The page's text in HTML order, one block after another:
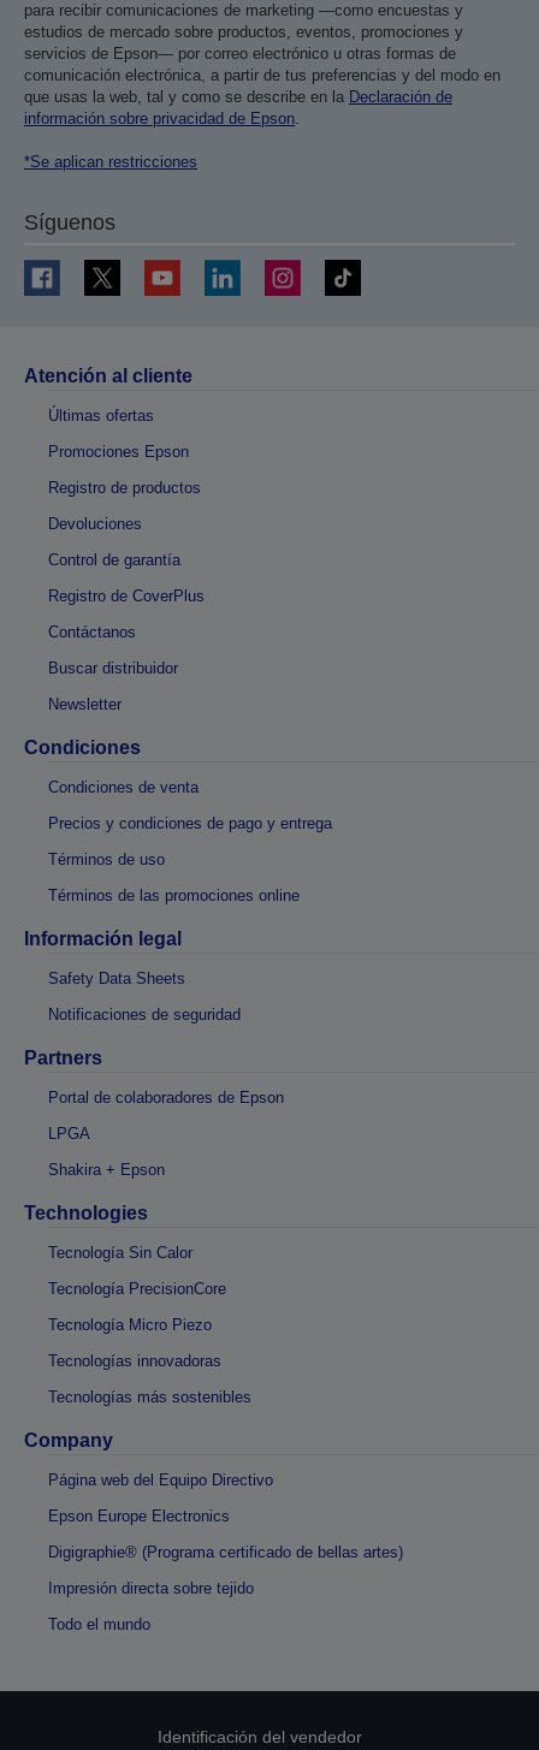
para recibir comunicaciones de marketing —como encuestas y
estudios de mercado sobre productos, eventos, promociones y
servicios de Epson— por correo electrónico u otras formas de
comunicación electrónica, a partir de tus preferencias y del modo en
que usas la web, tal y como se describe en la Declaración de
información sobre privacidad de Epson.
*Se aplican restricciones
Síguenos
Atención al cliente
Últimas ofertas
Promociones Epson
Registro de productos
Devoluciones
Control de garantía
Registro de CoverPlus
Contáctanos
Buscar distribuidor
Newsletter
Condiciones
Condiciones de venta
Precios y condiciones de pago y entrega
Términos de uso
Términos de las promociones online
Información legal
Safety Data Sheets
Notificaciones de seguridad
Partners
Portal de colaboradores de Epson
LPGA
Shakira + Epson
Technologies
Tecnología Sin Calor
Tecnología PrecisionCore
Tecnología Micro Piezo
Tecnologías innovadoras
Tecnologías más sostenibles
Company
Página web del Equipo Directivo
Epson Europe Electronics
Digigraphie® (Programa certificado de bellas artes)
Impresión directa sobre tejido
Todo el mundo
Identificación del vendedor